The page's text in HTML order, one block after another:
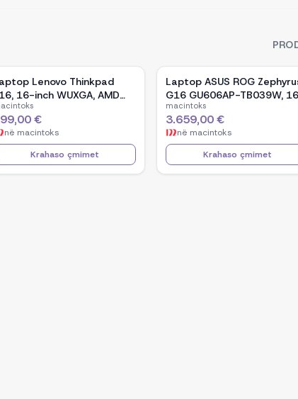
Lenovo Thinkpad
16-inch WUXGA, AMD
5 Pro-7535U, 16GB
DDR5, 512GB SSD -
€
në macintoks
Krahaso çmimet
Laptop ASUS ROG
G16 GU606AP-TB039W,
inch OLED, Intel Core Ultra 9
386H, NVIDIA GeForce RTX
5070, 32GB RAM, 1TB SSD,
Windows 11 - White
macintoks
3.659,00 €
në macintoks
Krahaso çmimet